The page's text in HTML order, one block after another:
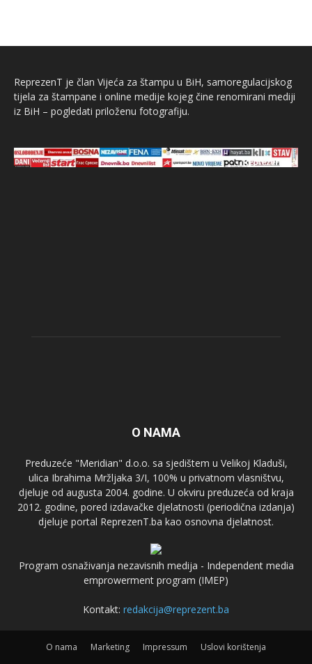
ReprezenT je član Vijeća za štampu u BiH, samoregulacijskog
tijela za štampane i online medije kojeg čine renomirani mediji
iz BiH – pogledati priloženu fotografiju.
O NAMA
Preduzeće "Meridian" d.o.o. sa sjedištem u Velikoj Kladuši,
ulica Ibrahima Mržljaka 3/I, 100% u privatnom vlasništvu,
djeluje od augusta 2004. godine. U okviru preduzeća od kraja
2012. godine, pored izdavačke djelatnosti (periodična izdanja)
djeluje portal ReprezenT.ba kao osnovna djelatnost.
Program osnaživanja nezavisnih medija - Independent media
emprowerment program (IMEP)
Kontakt: redakcija@reprezent.ba
O nama Marketing Impressum Uslovi korištenja